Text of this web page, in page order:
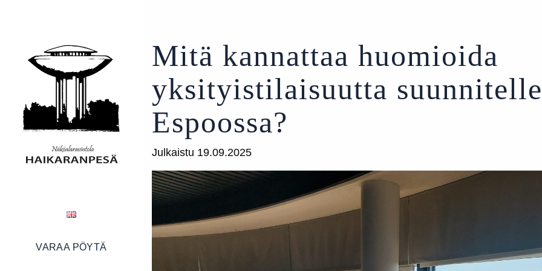
VARAA PÖYTÄ
Mitä kannattaa huomioida
yksityistilaisuutta
Espoossa?
Julkaistu 19.09.2025